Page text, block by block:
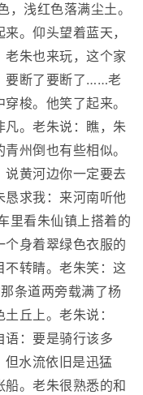
浅红色落满尘土。
。仰头望着蓝天，
老朱也来玩，这个家
要断了要断了……老
梭。他笑了起来。
凡。老朱说：瞧，朱
州倒也有些相似。
说黄河边你一定要去
恳求我：来河南听他
里看朱仙镇上搭着的
身着翠绿色衣服的
转睛。老朱笑：这
条道两旁载满了杨
丘上。老朱说：
语：要是骑行该多
水流依旧是迅猛
。老朱很熟悉的和